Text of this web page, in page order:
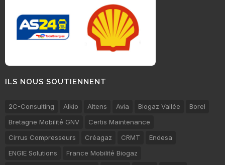
ILS NOUS SOUTIENNENT
2C-Consulting Alkio Altens Avia Biogaz Vallée
Borel
Bretagne Mobilité GNV
Certis Maintenance
Cirrus Compresseurs
Créagaz CRMT
Endesa
ENGIE Solutions
France Mobilité Biogaz